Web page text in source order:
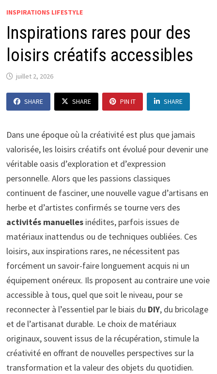
INSPIRATIONS LIFESTYLE
Inspirations rares pour des
loisirs créatifs accessibles
juillet 2, 2026
SHARE SHARE PIN IT SHARE
Dans une époque où la créativité est plus que jamais
valorisée, les loisirs créatifs ont évolué pour devenir une
véritable oasis d’exploration et d’expression
personnelle. Alors que les passions classiques
continuent de fasciner, une nouvelle vague d’artisans en
herbe et d’artistes confirmés se tourne vers des
activités manuellesinédites, parfois issues de
matériaux inattendus ou de techniques oubliées. Ces
loisirs, aux inspirations rares, ne nécessitent pas
forcément un savoir-faire longuement acquis ni un
équipement onéreux. Ils proposent au contraire une voie
accessible à tous, quel que soit le niveau, pour se
reconnecter à l’essentiel par le biais du DIY, du bricolage
et de l’artisanat durable. Le choix de matériaux
originaux, souvent issus de la récupération, stimule la
créativité en offrant de nouvelles perspectives sur la
transformation et la valeur des objets du quotidien.